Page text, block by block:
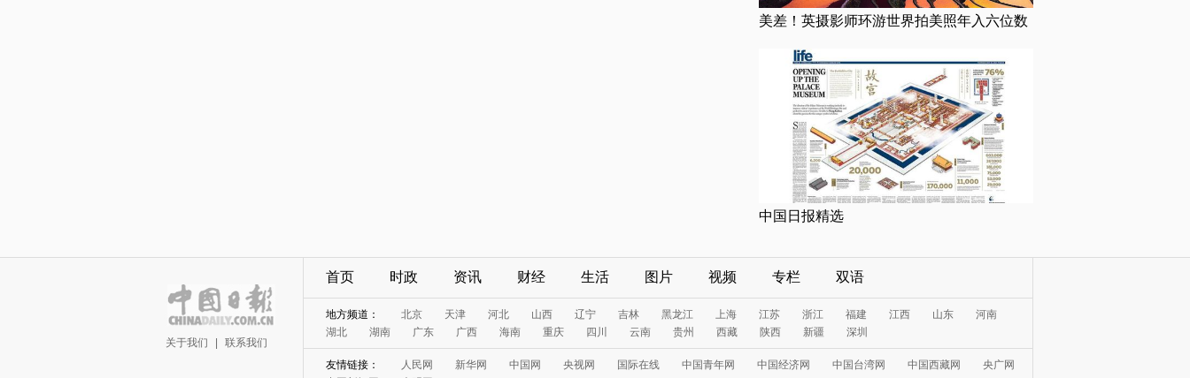
美差！英摄影师环游世界拍美照年入六位数
中国日报精选
关于我们 联系我们
首页 时政 资讯 财经 生活 图片 视频 专栏 双语
地方频道： 北京 天津 河北 山西 辽宁 吉林 黑龙江 上海 江苏 浙江 福建 江西 山东
河南
湖北
湖南 广东 广西 海南 重庆 四川 云南 贵州 西藏 陕西 新疆 深圳
友情链接： 人民网 新华网 中国网 央视网 国际在线 中国青年网 中国经济网 中国台湾网 中国西藏网
央广网